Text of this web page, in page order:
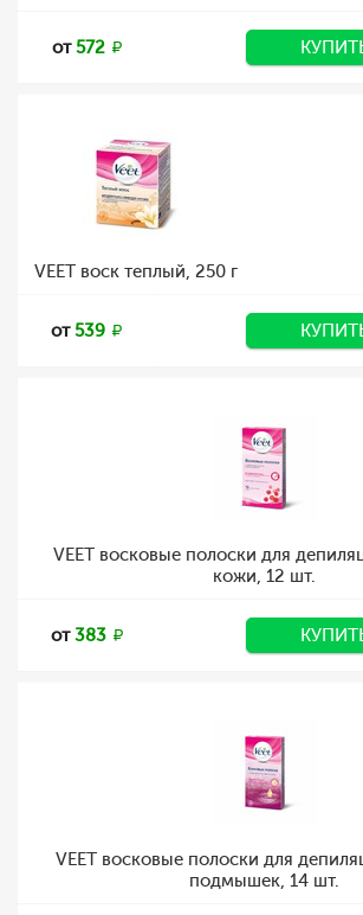
от572
VEET воск теплый, 250 г
от539
VEET восковые полоски для
кожи, 12 шт.
от383
VEET восковые полоски для
подмышек, 14 шт.